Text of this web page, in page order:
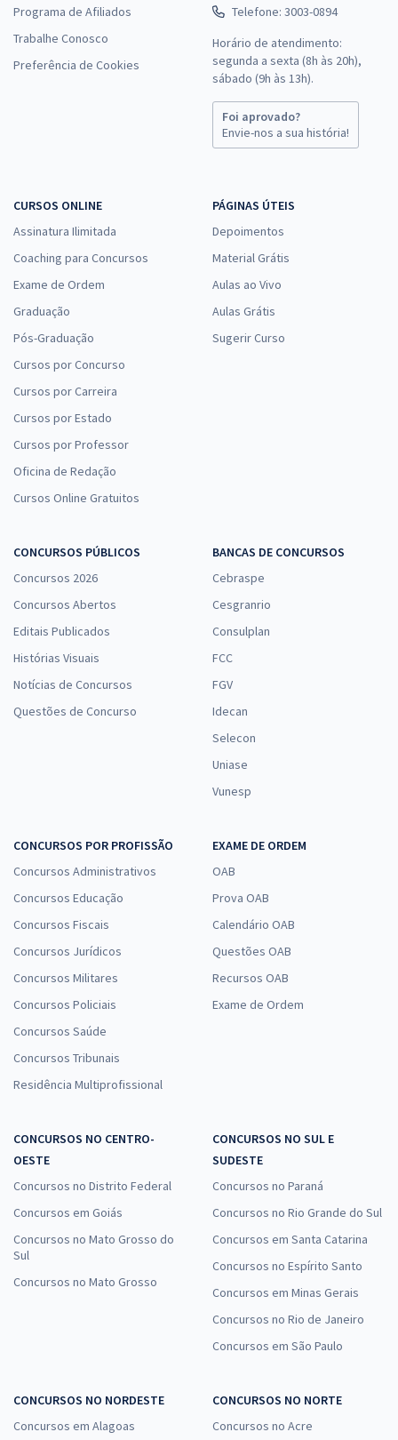
IBGE - Instituto Brasileiro de Geografia e Estatística (Temporário) -
Conhecimentos Comuns para Analista Censitário (AC) - Pós-edital
Economize R$ 29,70 (-20%)
Comprar
Treinamento Intensivo para IBGE (Temporário) - Agente Operacional
Regional (AOR) - Pós-edital
à vista
R$13,33
Economize R$ 39,98 (-20%)
Comprar
IBGE - Instituto Brasileiro de Geografia e Estatística (Temporário) -
Analista Censitário (AC) - Métodos Quantitativos (Pós-Edital)
à vista
R$
IBGE - Instituto Brasileiro de Geografia e Estatística (Temporário) -
Administrativa - (Pós-edital)
à vista
R$9,90
IBGE - Instituto Brasileiro de Geografia e Estatística - Supervisor de
Pesquisas por Telefone - Área de Conhecimento: Geral
R$ 319,99
à vista
R$26,67
Comprar
IBGE - Instituto Brasileiro de Geografia e Estatística (Temporário) -
R$ 359,84
à vista
R$29,99
Programa de Afiliados
Trabalhe Conosco
Preferência de Cookies
Telefone: 3003-0894
Horário de atendimento:
segunda a sexta (8h às 20h),
sábado (9h às 13h).
Foi aprovado?
Envie-nos a sua história!
CURSOS ONLINE
Assinatura Ilimitada
Coaching para Concursos
Exame de Ordem
Graduação
Pós-Graduação
Cursos por Concurso
Cursos por Carreira
Cursos por Estado
Cursos por Professor
Oficina de Redação
Cursos Online Gratuitos
PÁGINAS ÚTEIS
Depoimentos
Material Grátis
Aulas ao Vivo
Aulas Grátis
Sugerir Curso
CONCURSOS PÚBLICOS
Concursos 2026
Concursos Abertos
Editais Publicados
Histórias Visuais
Notícias de Concursos
Questões de Concurso
BANCAS DE CONCURSOS
Cebraspe
Cesgranrio
Consulplan
FCC
FGV
Idecan
Selecon
Uniase
Vunesp
CONCURSOS POR PROFISSÃO
Concursos Administrativos
Concursos Educação
Concursos Fiscais
Concursos Jurídicos
Concursos Militares
Concursos Policiais
Concursos Saúde
Concursos Tribunais
Residência Multiprofissional
EXAME DE ORDEM
OAB
Prova OAB
Calendário OAB
Questões OAB
Recursos OAB
Exame de Ordem
CONCURSOS NO CENTRO-
OESTE
Concursos no Distrito Federal
Concursos em Goiás
Concursos no Mato Grosso do
Sul
Concursos no Mato Grosso
CONCURSOS NO SUL E
SUDESTE
Concursos no Paraná
Concursos no Rio Grande do Sul
Concursos em Santa Catarina
Concursos no Espírito Santo
Concursos em Minas Gerais
Concursos no Rio de Janeiro
Concursos em São Paulo
CONCURSOS NO NORDESTE
Concursos em Alagoas
CONCURSOS NO NORTE
Concursos no Acre